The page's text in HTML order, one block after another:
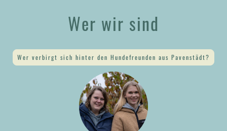
Wer wir sind
Wer verbirgt sich hinter den Hundefreunden aus Pavenstädt?